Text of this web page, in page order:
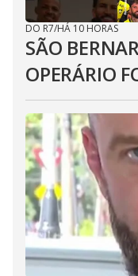
DO R7/HÁ 10 HORAS
SÃO
OPERÁRIO